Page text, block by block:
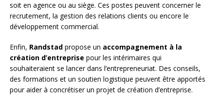
soit en agence ou au siège. Ces postes peuvent concerner le
recrutement, la gestion des relations clients ou encore le
développement commercial.
Enfin, Randstad propose un accompagnement à la
création d’entreprise pour les intérimaires qui
souhaiteraient se lancer dans l’entrepreneuriat. Des conseils,
des formations et un soutien logistique peuvent être apportés
pour aider à concrétiser un projet de création d’entreprise.